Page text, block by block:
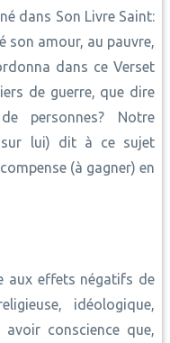
dans Son Livre Saint:
son amour, au pauvre,
dans ce Verset
de guerre, que dire
personnes? Notre
sur lui) dit à ce sujet
(à gagner) en
aux effets négatifs de
idéologique,
conscience que,